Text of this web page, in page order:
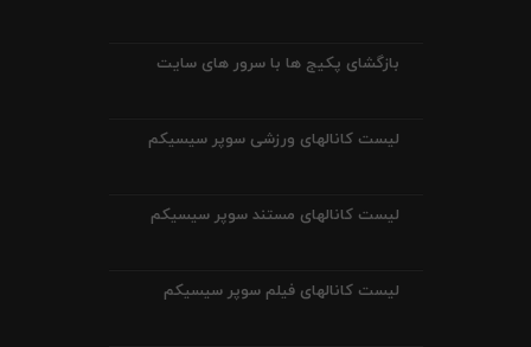
بازگشای پکیج ها با سرور های سایت
لیست کانالهای ورزشی سوپر سیسیکم
لیست کانالهای مستند سوپر سیسیکم
لیست کانالهای فیلم سوپر سیسیکم